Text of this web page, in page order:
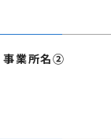
事業所名②